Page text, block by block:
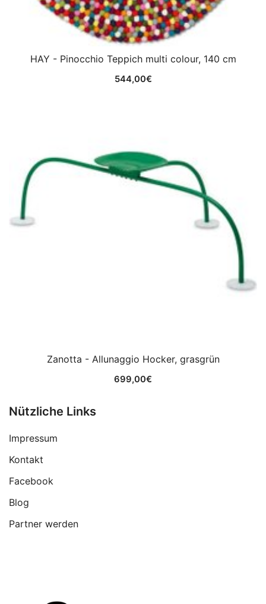
HAY - Pinocchio Teppich multi colour, 140 cm
544,00€
Zanotta - Allunaggio Hocker, grasgrün
699,00€
Nützliche Links
Impressum
Kontakt
Facebook
Blog
Partner werden